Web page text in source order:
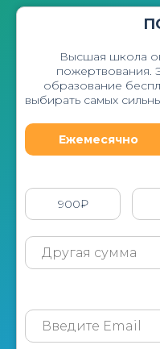
Высшая школа
пожертвования.
образование
выбирать самых
Ежемесячно
900₽